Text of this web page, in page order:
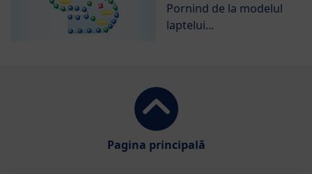
Pornind de la modelul
laptelui...
Pagina principală